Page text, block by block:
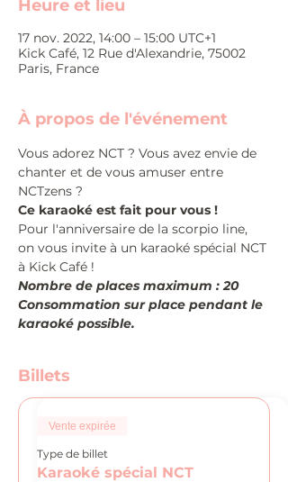
Heure et lieu
17 nov. 2022, 14:00 – 15:00 UTC+1
Kick Café, 12 Rue d'Alexandrie, 75002
Paris, France
À propos de l'événement
Vous adorez NCT ? Vous avez envie de
chanter et de vous amuser entre
NCTzens ?
Ce karaoké est fait pour vous !
Pour l'anniversaire de la scorpio line,
on vous invite à un karaoké spécial NCT
à Kick Café !
Nombre de places maximum : 20
Consommation sur place pendant le
karaoké possible.
Billets
Vente expirée
Type de billet
Karaoké spécial NCT